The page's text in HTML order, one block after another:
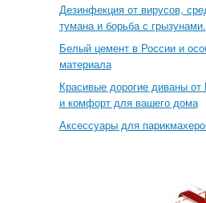
Дезинфекция от вирусов,
тумана и борьба с грызунами.
Белый цемент в России и
материала
Красивые дорогие диваны
и комфорт для вашего дома
Аксессуары для